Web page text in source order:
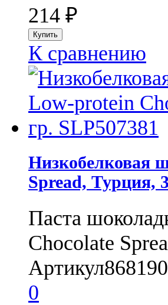
214 ₽
К сравнению
Низкобелковая
Spread, Турция,
Паста
Chocolate
Артикул
0